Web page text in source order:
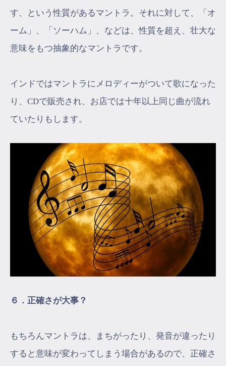
す、という性質があるマントラ。それに対して、「オ
ーム」、「ソーハム」、などは、性質を超え、壮大な
意味をもつ抽象的なマントラです。
インドではマントラにメロディーがついて歌になった
り、CDで販売され、お店では十年以上同じ曲が流れ
ていたりもします。
６．正確さが大事？
もちろんマントラは、まちがったり、発音が違ったり
すると意味が変わってしまう場合があるので、正確さ